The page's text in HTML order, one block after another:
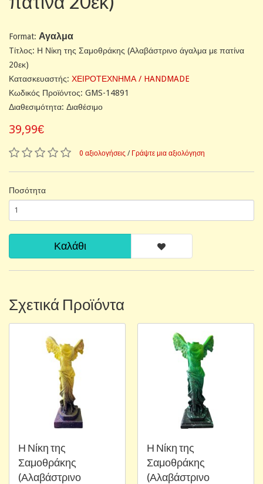
Format: Αγαλμα
Tίτλος: Η Νίκη της Σαμοθράκης (Αλαβάστρινο άγαλμα με πατίνα
20εκ)
Κατασκευαστής: ΧΕΙΡΟΤΕΧΝΗΜΑ / HANDMADE
Κωδικός Προϊόντος: GMS-14891
Διαθεσιμότητα: Διαθέσιμο
39,99€
0 αξιολογήσεις / Γράψτε μια αξιολόγηση
Ποσότητα
Καλάθι
Σχετικά Προϊόντα
Η Νίκη της
Σαμοθράκης
(Αλαβάστρινο
Η Νίκη της
Σαμοθράκης
(Αλαβάστρινο